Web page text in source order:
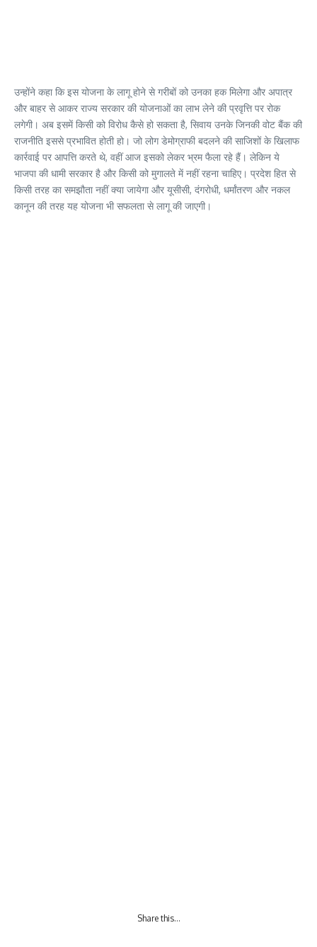
उन्होंने कहा कि इस योजना के लागू होने से गरीबों को उनका हक मिलेगा और अपात्र
और बाहर से आकर राज्य सरकार की योजनाओं का लाभ लेने की प्रवृत्ति पर रोक
लगेगी। अब इसमें किसी को विरोध कैसे हो सकता है, सिवाय उनके जिनकी वोट बैंक की
राजनीति इससे प्रभावित होती हो। जो लोग डेमोग्राफी बदलने की साजिशों के खिलाफ
कार्रवाई पर आपत्ति करते थे, वहीं आज इसको लेकर भ्रम फैला रहे हैं। लेकिन ये
भाजपा की धामी सरकार है और किसी को मुगालते में नहीं रहना चाहिए। प्रदेश हित से
किसी तरह का समझौता नहीं क्या जायेगा और यूसीसी, दंगरोधी, धर्मांतरण और नकल
कानून की तरह यह योजना भी सफलता से लागू की जाएगी।
Share this…